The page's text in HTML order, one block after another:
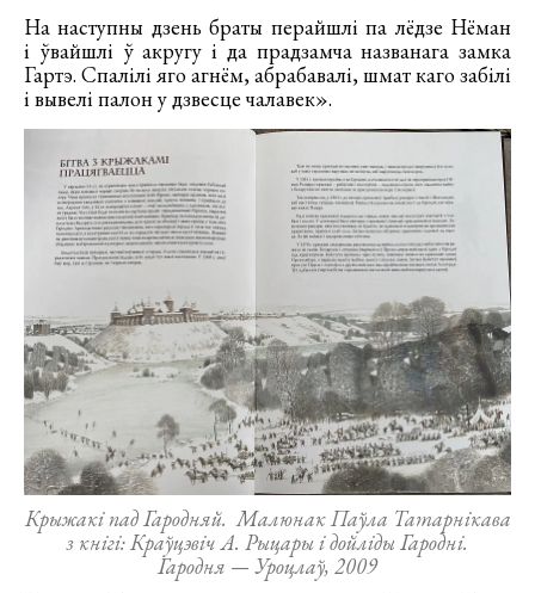
На наступны дзень браты перайшлі па лёдзе Нёман
і ўвайшлі ў акругу і да прадзамча названага замка
Гартэ. Спалілі яго агнём, абрабавалі, шмат каго забілі
і вывелі палон у дзвесце чалавек».
Крыжакі пад Гародняй. Малюнак Паўла Татарнікава
з кнігі: Краўцэвіч А. Рыцары і дойліды Гародні.
Гародня — Уроцлаў, 2009